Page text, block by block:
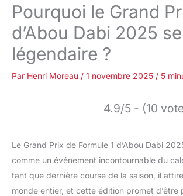
Pourquoi le Grand
d’Abou Dabi 2025
légendaire ?
Par Henri Moreau / 1 novembre 2025 / 5
4.9/5 - (10
Le Grand Prix de Formule 1 d’Abou Dabi
comme un événement incontournable du
tant que dernière course de la saison, il
monde entier, et cette édition promet d’être